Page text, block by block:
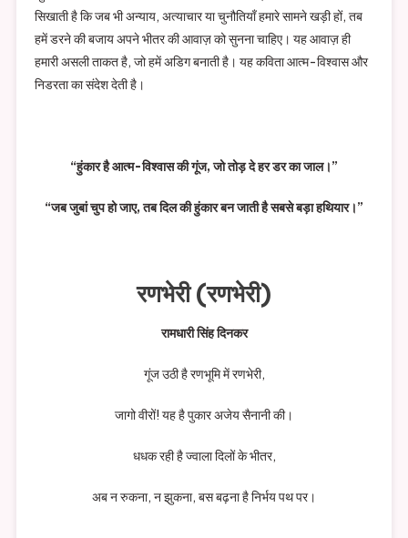
सिखाती है कि जब भी अन्याय, अत्याचार या चुनौतियाँ हमारे सामने खड़ी हों, तब
हमें डरने की बजाय अपने भीतर की आवाज़ को सुनना चाहिए। यह आवाज़ ही
हमारी असली ताकत है, जो हमें अडिग बनाती है। यह कविता आत्म-विश्वास और
निडरता का संदेश देती है।
“हुंकार है आत्म-विश्वास की गूंज, जो तोड़ दे हर डर का जाल।”
“जब जुबां चुप हो जाए, तब दिल की हुंकार बन जाती है सबसे बड़ा हथियार।”
रणभेरी (रणभेरी)
रामधारी सिंह दिनकर
गूंज उठी है रणभूमि में रणभेरी,
जागो वीरों! यह है पुकार अजेय सैनानी की।
धधक रही है ज्वाला दिलों के भीतर,
अब न रुकना, न झुकना, बस बढ़ना है निर्भय पथ पर।